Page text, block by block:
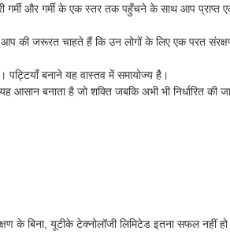
और गर्मी के एक स्तर तक पहुँचने के साथ आप प्राप्त एक
तो आप की जरूरत चाहते हैं कि उन लोगों के लिए एक परत
बनाने यह वास्तव में समायोज्य है।
बनाता है जो शक्ति जबकि अभी भी निर्धारित की
के बिना, यूटीके टेक्नोलॉजी लिमिटेड इतना सफल नहीं